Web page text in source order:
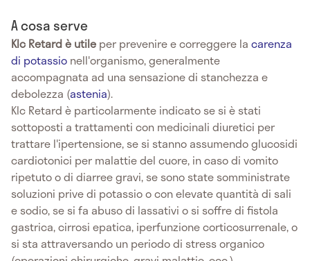
A cosa serve
Klc Retard è utile per prevenire e correggere la carenza
di potassio nell'organismo, generalmente
accompagnata ad una sensazione di stanchezza e
debolezza (astenia).
Klc Retard è particolarmente indicato se si è stati
sottoposti a trattamenti con medicinali diuretici per
trattare l'ipertensione, se si stanno assumendo glucosidi
cardiotonici per malattie del cuore, in caso di vomito
ripetuto o di diarree gravi, se sono state somministrate
soluzioni prive di potassio o con elevate quantità di sali
e sodio, se si fa abuso di lassativi o si soffre di fistola
gastrica, cirrosi epatica, iperfunzione corticosurrenale, o
si sta attraversando un periodo di stress organico